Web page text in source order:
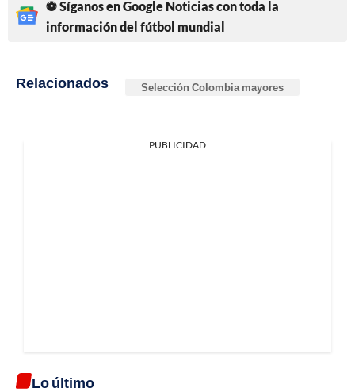
⚽ Síganos en Google Noticias con toda la
información del fútbol mundial
Relacionados Selección Colombia mayores
PUBLICIDAD
Lo último